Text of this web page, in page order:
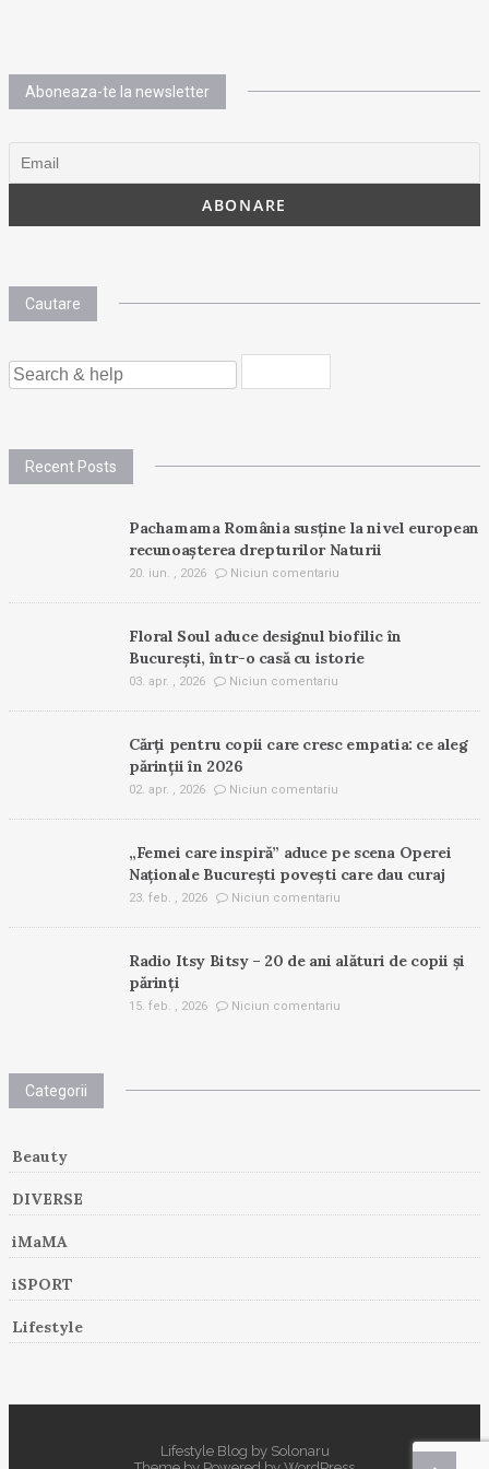
Aboneaza-te la newsletter
Cautare
SEARCH
FOR:
Recent Posts
Pachamama România susține la nivel european
recunoașterea drepturilor Naturii
20. iun. , 2026 Niciun comentariu
Floral Soul aduce designul biofilic în
București, într-o casă cu istorie
03. apr. , 2026 Niciun comentariu
Cărți pentru copii care cresc empatia: ce aleg
părinții în 2026
02. apr. , 2026 Niciun comentariu
„Femei care inspiră” aduce pe scena Operei
Naționale București povești care dau curaj
23. feb. , 2026 Niciun comentariu
Radio Itsy Bitsy – 20 de ani alături de copii și
părinți
15. feb. , 2026 Niciun comentariu
Categorii
Beauty
DIVERSE
iMaMA
iSPORT
Lifestyle
Lifestyle Blog by Solonaru